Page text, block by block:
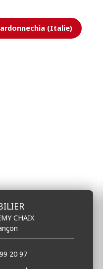
(Italie)
CHAIX
20 97